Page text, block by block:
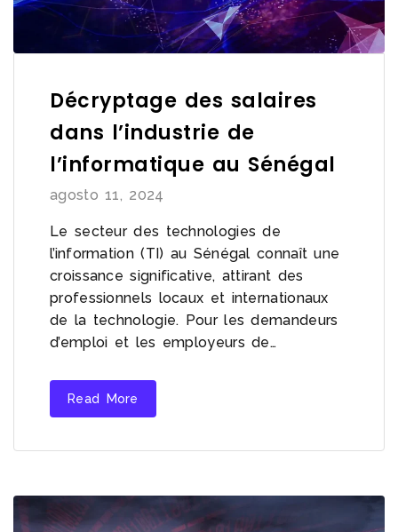
Décryptage des salaires
dans l’industrie de
l’informatique au Sénégal
agosto 11, 2024
Le secteur des technologies de
l’information (TI) au Sénégal connaît une
croissance significative, attirant des
professionnels locaux et internationaux
de la technologie. Pour les demandeurs
d’emploi et les employeurs de…
Read More